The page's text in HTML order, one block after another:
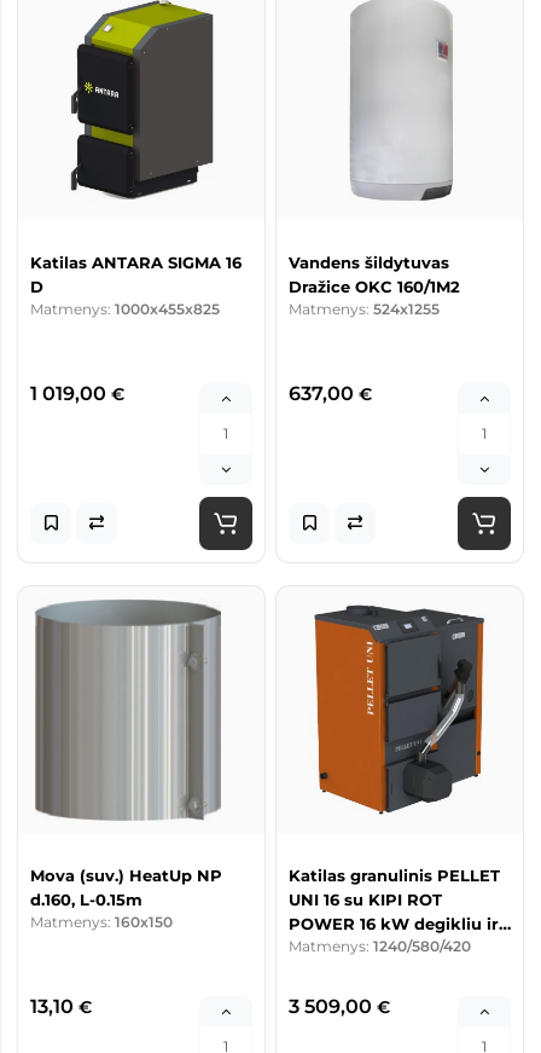
Katilas ANTARA SIGMA 16
D
Matmenys: 1000x455x825
1 019,00 €
Vandens šildytuvas
Dražice OKC 160/1M2
Matmenys: 524x1255
637,00 €
Mova (suv.) HeatUp NP
d.160, L-0.15m
Matmenys: 160x150
13,10 €
Katilas granulinis PELLET
UNI 16 su KIPI ROT
POWER 16 kW degikliu ir
260 l talpa
Matmenys: 1240/580/420
3 509,00 €